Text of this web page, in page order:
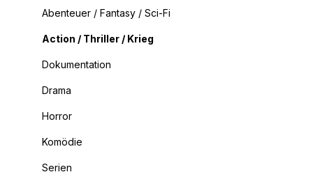
Abenteuer / Fantasy / Sci-Fi
Action / Thriller / Krieg
Dokumentation
Drama
Horror
Komödie
Serien